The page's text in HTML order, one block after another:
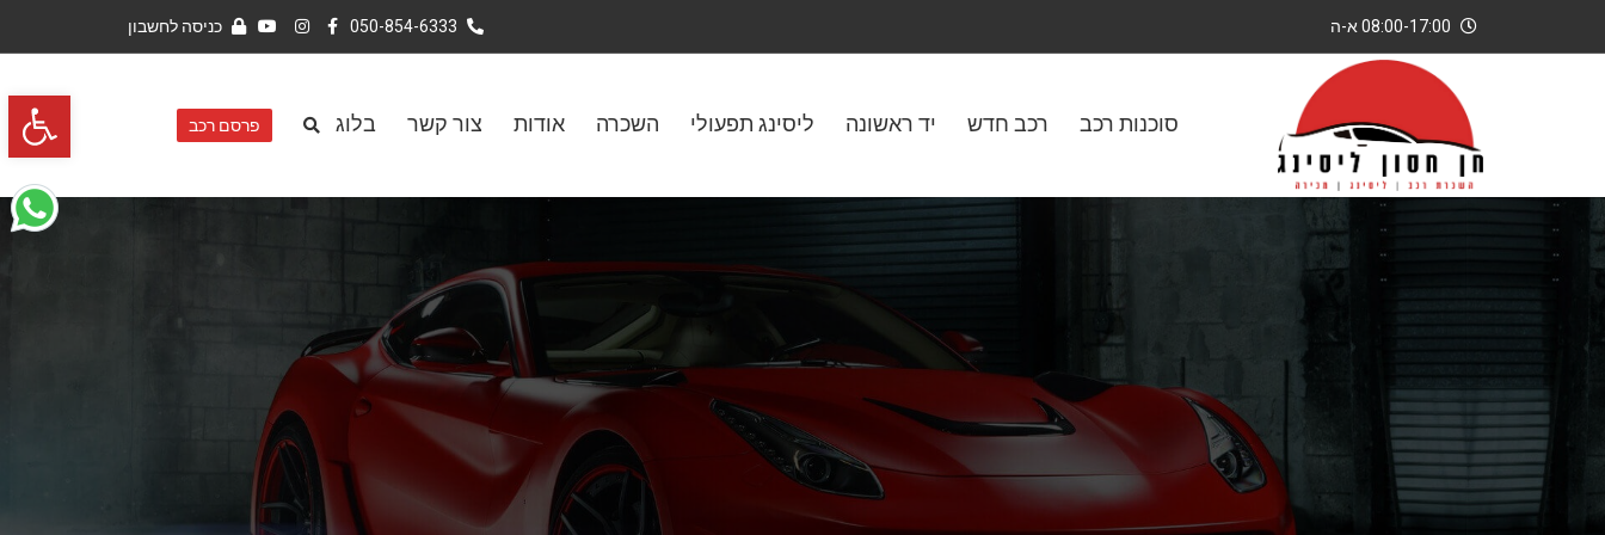
פתח
כניסה לחשבון
סוכנות רכב רכב חדש יד ראשונה ליסינג תפעולי השכרה אודות צור קשר בלוג פרסם רכב